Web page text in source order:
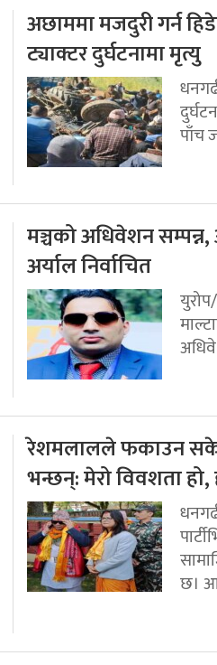
अछाममा मजदुरी गर्न
ट्याक्टर दुर्घटनामा मृत्यु
पाँच
मञ्चको अधिवेशन सम्पन्न,
अर्याल निर्वाचित
रेशमलालले फकाउन
भन्छन्: मेरो विवशता हो,
छ।